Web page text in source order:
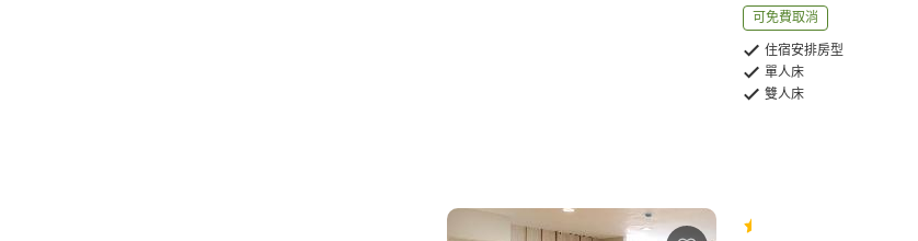
可免費取消
住宿安排房型
單人床
雙人床